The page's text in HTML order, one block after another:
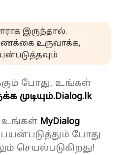
இருந்தால்.
உருவாக்க,
போது, உங்கள்
முடியும்.Dialog.lk
உங்கள் MyDialog
போது
செயல்படுகிறது!